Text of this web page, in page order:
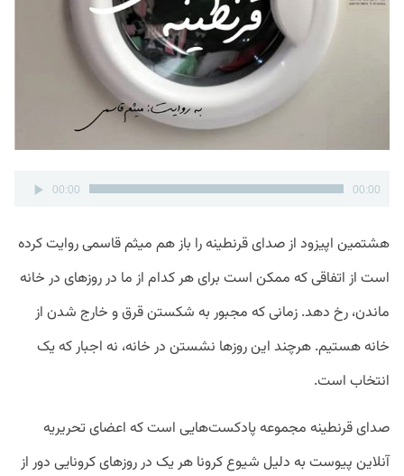
پخش‌کننده
00:00 00:00
هشتمین اپیزود از صدای قرنطینه را باز هم میثم قاسمی روایت کرده
است از اتفاقی که ممکن است برای هر کدام از ما در روزهای در خانه
ماندن، رخ دهد. زمانی که مجبور به شکستن قرق و خارج شدن از
خانه هستیم. هرچند این روزها نشستن در خانه، نه اجبار که یک
انتخاب است.
صدای قرنطینه مجموعه پادکست‌هایی است که اعضای تحریریه
آنلاین پیوست به دلیل شیوع کرونا هر یک در روزهای کرونایی دور از